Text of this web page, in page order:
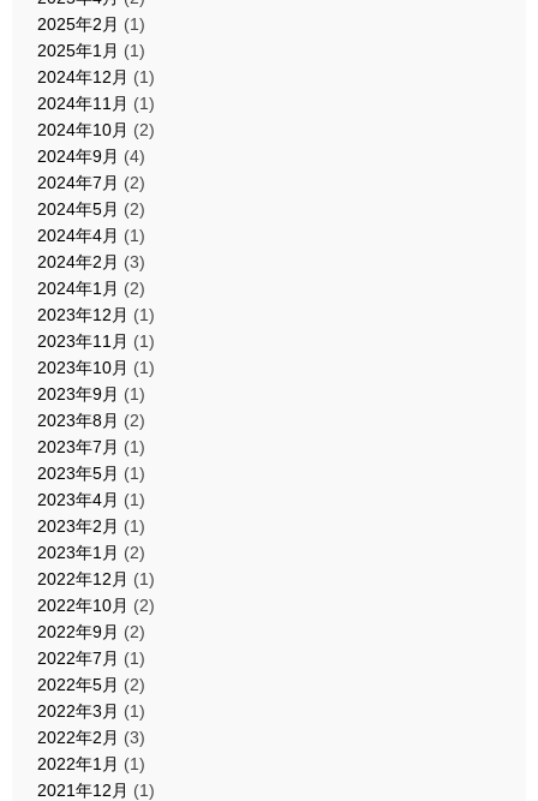
2025年2月 (1)
2025年1月 (1)
2024年12月 (1)
2024年11月 (1)
2024年10月 (2)
2024年9月 (4)
2024年7月 (2)
2024年5月 (2)
2024年4月 (1)
2024年2月 (3)
2024年1月 (2)
2023年12月 (1)
2023年11月 (1)
2023年10月 (1)
2023年9月 (1)
2023年8月 (2)
2023年7月 (1)
2023年5月 (1)
2023年4月 (1)
2023年2月 (1)
2023年1月 (2)
2022年12月 (1)
2022年10月 (2)
2022年9月 (2)
2022年7月 (1)
2022年5月 (2)
2022年3月 (1)
2022年2月 (3)
2022年1月 (1)
2021年12月 (1)